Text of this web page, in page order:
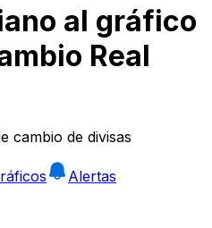
al gráfico
Real
cambio de divisas
Alertas